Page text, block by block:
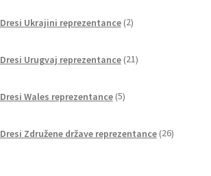
Dresi Ukrajini reprezentance 2izdelka
Dresi Urugvaj reprezentance 21izdelkov
Dresi Wales reprezentance 5izdelkov
Dresi Združene države reprezentance 26izdelkov